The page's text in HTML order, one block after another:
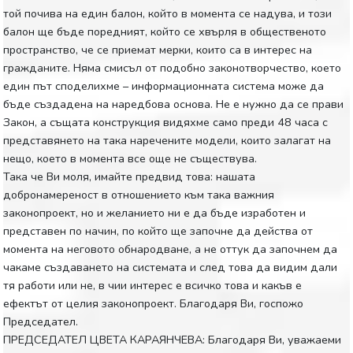
той почива на един балон, който в момента се надува, и този
балон ще бъде поредният, който се хвърля в общественото
пространство, че се приемат мерки, които са в интерес на
гражданите. Няма смисъл от подобно законотворчество, което
един път споделихме – информационната система може да
бъде създадена на наредбова основа. Не е нужно да се прави
Закон, а същата конструкция видяхме само преди 48 часа с
представянето на така наречените модели, които залагат на
нещо, което в момента все още не съществува.
Така че Ви моля, имайте предвид това: нашата
добронамереност в отношението към така важния
законопроект, но и желанието ни е да бъде изработен и
представен по начин, по който ще започне да действа от
момента на неговото обнародване, а не оттук да започнем да
чакаме създаването на системата и след това да видим дали
тя работи или не, в чии интерес е всичко това и какъв е
ефектът от целия законопроект. Благодаря Ви, госпожо
Председател.
ПРЕДСЕДАТЕЛ ЦВЕТА КАРАЯНЧЕВА: Благодаря Ви, уважаеми